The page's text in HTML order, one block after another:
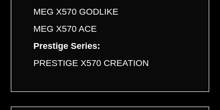
MEG X570 GODLIKE
MEG X570 ACE
Prestige Series:
PRESTIGE X570 CREATION